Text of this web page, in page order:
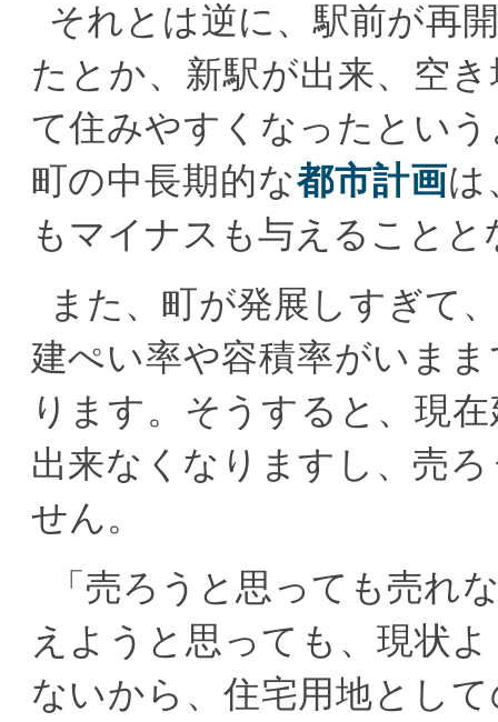
それとは逆に、駅前が再
たとか、新駅が出来、空
て住みやすくなったとい
町の中長期的な都市計画は
もマイナスも与えることと
また、町が発展しすぎて
建ぺい率や容積率がいま
ります。そうすると、現
出来なくなりますし、売
せん。
「売ろうと思っても売れ
えようと思っても、現状
ないから、住宅用地とし